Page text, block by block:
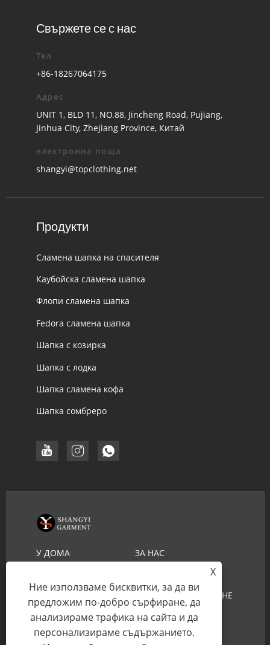
Свържете се с нас
Тел
+86-18267064175
Адрес
UNIT 1, BLD 11, NO.88, Jincheng Road, Pujiang,
Jinhua City, Zhejiang Province, Китай
електронна поща
shangyi@topclothing.net
Продукти
Сламена шапка на спасителя
Каубойска сламена шапка
Флопи сламена шапка
Fedora сламена шапка
Шапка с козирка
Шапка с лодка
Шапка сламена кофа
Шапка сомбреро
У ДОМА
ЗА НАС
ИЗПРАТЕТЕ ЗАПИТВАНЕ
СВЪРЖЕТЕ СЕ С НАС
X
Ние използваме бисквитки, за да ви
предложим по-добро сърфиране, да
анализираме трафика на сайта и да
персонализираме съдържанието.